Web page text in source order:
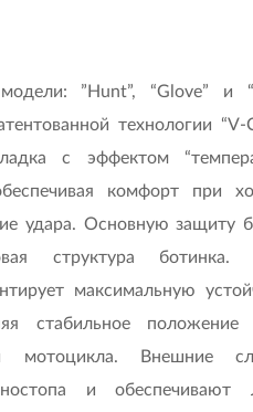
”Hunt”, “Glove” и
технологии “V-
с эффектом
комфорт при
удара. Основную защиту
структура ботинка.
максимальную
стабильное положение
мотоцикла. Внешние
и обеспечивают